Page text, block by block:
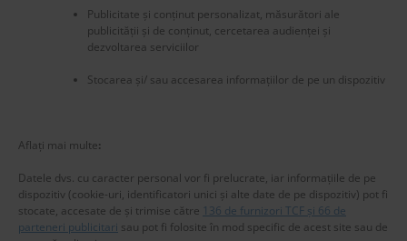
Publicitate și conținut personalizat, măsurători ale
publicității și de conținut, cercetarea audienței și
dezvoltarea serviciilor
Stocarea și/ sau accesarea informațiilor de pe un dispozitiv
Aflați mai multe:
Datele dvs. cu caracter personal vor fi prelucrate, iar informațiile de pe
dispozitiv (cookie-uri, identificatori unici și alte date de pe dispozitiv) pot fi
stocate, accesate de și trimise către 136 de furnizori TCF și 66 de
parteneri publicitari sau pot fi folosite în mod specific de acest site sau de